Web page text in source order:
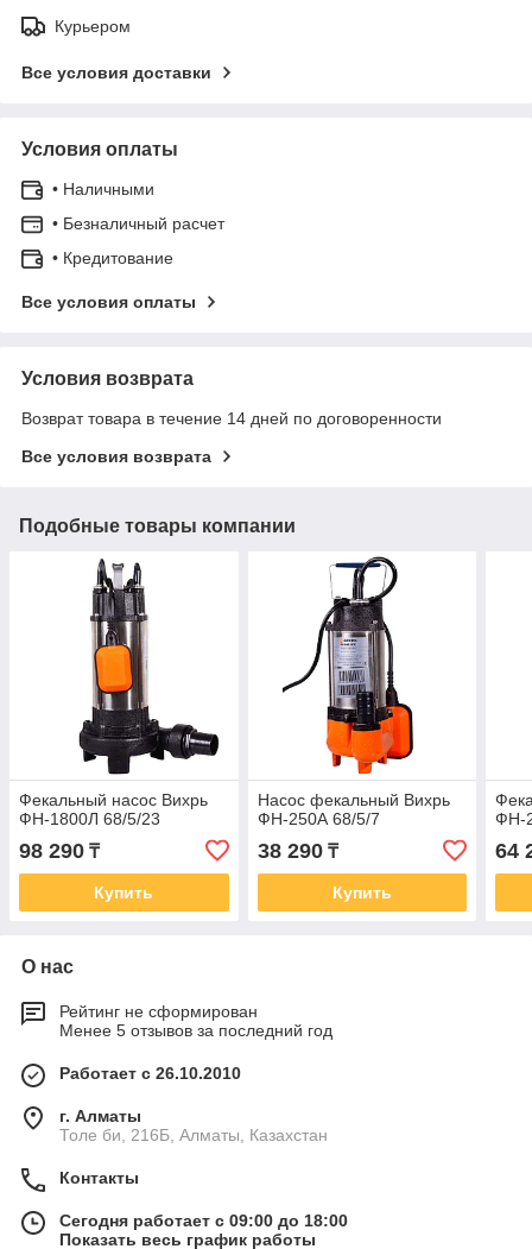
Курьером
Все условия доставки
Условия оплаты
• Наличными
• Безналичный расчет
• Кредитование
Все условия оплаты
Условия возврата
Возврат товара в течение 14 дней по договоренности
Все условия возврата
Подобные товары компании
Фекальный насос Вихрь
ФН-1800Л 68/5/23
98 290 ₸
Купить
Насос фекальный Вихрь
ФН-250А 68/5/7
38 290₸
Купить
ФН-
64
О нас
Рейтинг не сформирован
Менее 5 отзывов за последний год
Работает с 26.10.2010
г. Алматы
Толе би, 216Б, Алматы, Казахстан
Контакты
Сегодня работает с 09:00 до 18:00
Показать весь график работы